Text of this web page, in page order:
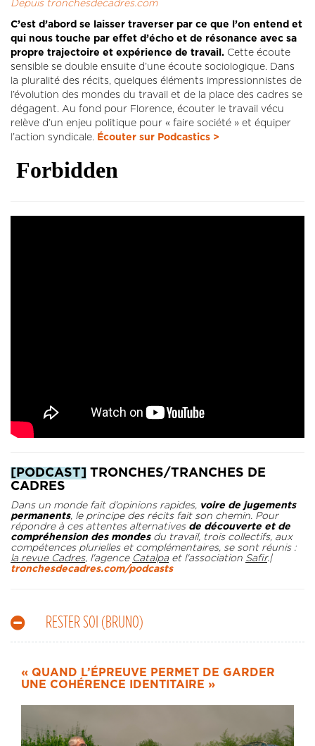
Depuis tronchesdecadres.com
C’est d’abord se laisser traverser par ce que l’on entend et
qui nous touche par effet d’écho et de résonance avec sa
propre trajectoire et expérience de travail. Cette écoute
sensible se double ensuite d’une écoute sociologique. Dans
la pluralité des récits, quelques éléments impressionnistes de
l’évolution des mondes du travail et de la place des cadres se
dégagent. Au fond pour Florence, écouter le travail vécu
relève d’un enjeu politique pour « faire société » et équiper
l’action syndicale. Écouter sur Podcastics >
[PODCAST] TRONCHES/TRANCHES DE
CADRES
Dans un monde fait d’opinions rapides, voire de jugements
permanents, le principe des récits fait son chemin. Pour
répondre à ces attentes alternatives de découverte et de
compréhension des mondesdu travail, trois collectifs, aux
compétences plurielles et complémentaires, se sont réunis :
la revue Cadres, l'agence Catalpa et l'association Safir.|
tronchesdecadres.com/podcasts
RESTER SOI (BRUNO)
« QUAND L’ÉPREUVE PERMET DE GARDER
UNE COHÉRENCE IDENTITAIRE »